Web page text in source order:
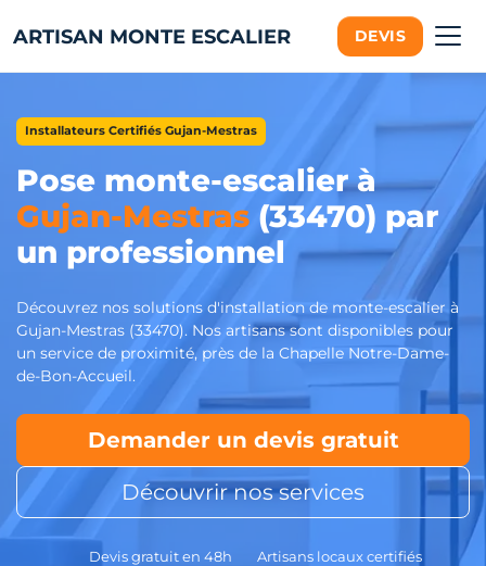
ARTISAN MONTE ESCALIER DEVIS
Installateurs Certifiés Gujan-Mestras
Pose monte-escalier à
Gujan-Mestras (33470) par
un professionnel
Découvrez nos solutions d'installation de monte-escalier à
Gujan-Mestras (33470). Nos artisans sont disponibles pour
un service de proximité, près de la Chapelle Notre-Dame-
de-Bon-Accueil.
Demander un devis gratuit
Découvrir nos services
Devis gratuit en 48h
Artisans locaux certifiés